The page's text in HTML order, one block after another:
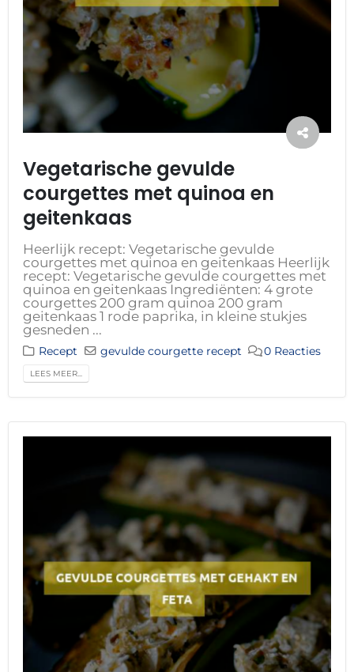
Vegetarische gevulde
courgettes met quinoa en
geitenkaas
Heerlijk recept: Vegetarische gevulde
courgettes met quinoa en geitenkaas Heerlijk
recept: Vegetarische gevulde courgettes met
quinoa en geitenkaas Ingrediënten: 4 grote
courgettes 200 gram quinoa 200 gram
geitenkaas 1 rode paprika, in kleine stukjes
gesneden ...
Recept gevulde courgette recept 0 Reacties
LEES MEER...